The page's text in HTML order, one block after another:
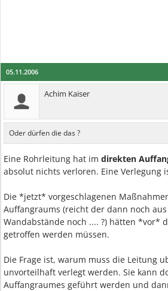
05.11.2006
Achim Kaiser
Oder dürfen die das ?
Eine Rohrleitung hat im direkten
absolut nichts verloren. Eine Verlegung
Die *jetzt* vorgeschlagenen
Auffangraums (reicht der dann noch
Wandabstände noch .... ?) hätten *vor*
getroffen werden müssen.
Die Frage ist, warum muss die Leitung
unvorteilhaft verlegt werden. Sie kann
Auffangraumes geführt werden und